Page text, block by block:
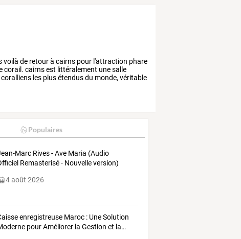
voilà de retourà cairns pour l'attraction phare
corail. cairnsest littéralement unesalle
coralliens les plusétendusdu monde, véritable
Populaires
Marc Rives - Ave Maria (Audio
Remasterisé - Nouvelle version)
4 août 2026
enregistreuse Maroc : UneSolution
pourAméliorer la Gestion et la…